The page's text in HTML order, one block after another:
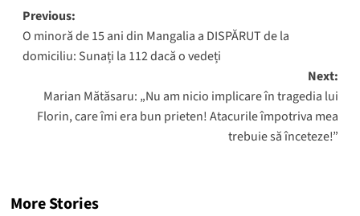
Post
navigation
Previous:
O minoră de 15 ani din Mangalia a DISPĂRUT de la
domiciliu: Sunați la 112 dacă o vedeți
Next:
Marian Mătăsaru: „Nu am nicio implicare în tragedia lui
Florin, care îmi era bun prieten! Atacurile împotriva mea
trebuie să înceteze!”
More Stories